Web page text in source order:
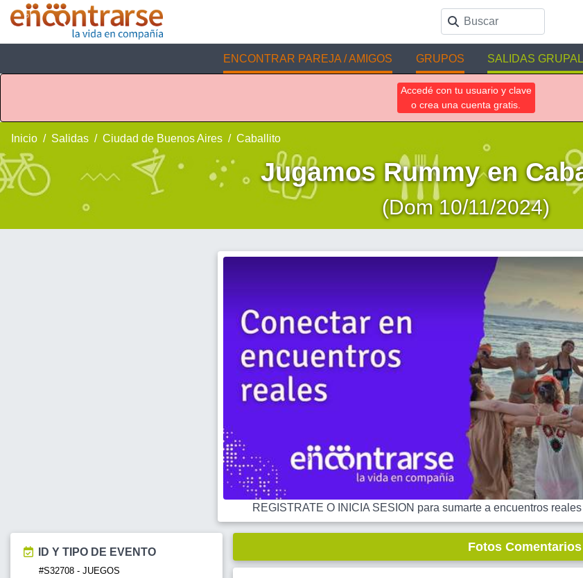
ENCONTRAR PAREJA / AMIGOS GRUPOS SALIDAS
Accedé con tu usuario y clave
o crea una cuenta gratis.
Inicio Salidas Ciudad de Buenos Aires Caballito
Jugamos Rummy en
(Dom 10/11/2024)
REGISTRATE O INICIA SESION para sumarte a encuentros
ID Y TIPO DE EVENTO
#S32708 - JUEGOS
Fotos